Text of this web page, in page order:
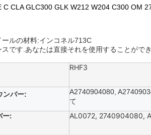
C CLA GLC300 GLK W212 W204 C300 OM
ルの材料:インコネル713C
です.あなたは直接それを使用することがで
RHF3
ンバー:
A2740904080,
て
ー: AL0072, 2740904080,